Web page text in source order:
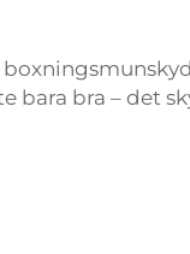
bara bra – det
sitter